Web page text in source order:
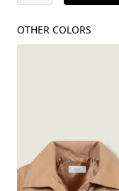
Jacket
Navy
aantal
OTHER COLORS